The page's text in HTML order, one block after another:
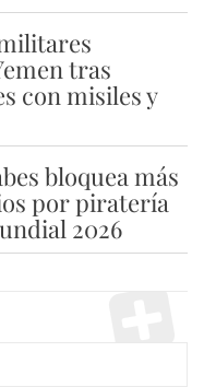
tras
con misiles y
bloquea más
por piratería
2026